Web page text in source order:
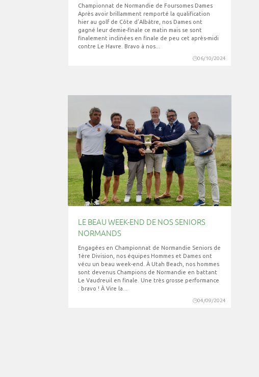
06/10/2024
Championnat de Normandie de Foursomes Dames
Après avoir brillamment remporté la qualification
hier au golf de Côte d’Albâtre, nos Dames ont
gagné leur demie-finale ce matin mais se sont
finalement inclinées en finale de peu cet après-midi
contre Le Havre. Bravo à nos...
LE BEAU WEEK-END DE NOS SENIORS
NORMANDS
04/09/2024
Engagées en Championnat de Normandie Seniors de
1ère Division, nos équipes Hommes et Dames ont
vécu un beau week-end. À Utah Beach, nos hommes
sont devenus Champions de Normandie en battant
Le Vaudreuil en finale. Une très grosse performance
: bravo ! À Vire la...